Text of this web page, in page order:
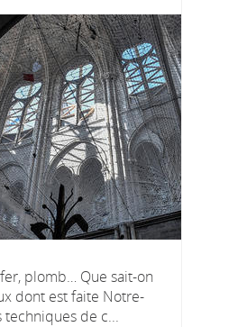
plomb… Que sait-on
dont est faite Notre-
techniques de c...